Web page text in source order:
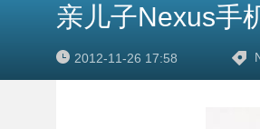
亲儿子Nexus手
2012-11-26 17:58